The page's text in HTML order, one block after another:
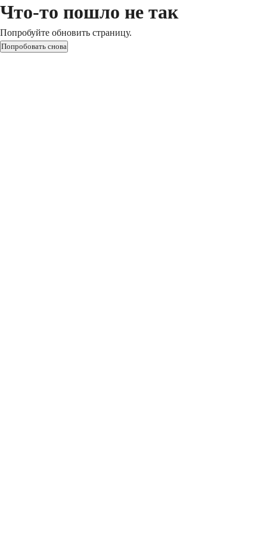
Что-то пошло не так
Попробуйте обновить страницу.
Попробовать снова